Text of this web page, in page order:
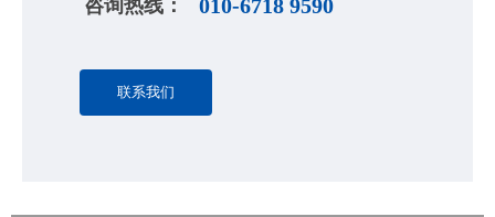
咨询热线： 010-6718 9590
联系我们